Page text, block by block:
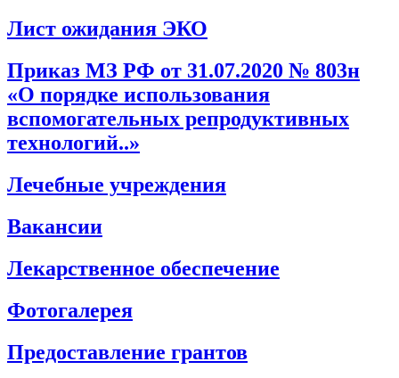
Лист ожидания ЭКО
Приказ МЗ РФ от 31.07.2020 № 803н
«О порядке использования
вспомогательных репродуктивных
технологий..»
Лечебные учреждения
Вакансии
Лекарственное обеспечение
Фотогалерея
Предоставление грантов